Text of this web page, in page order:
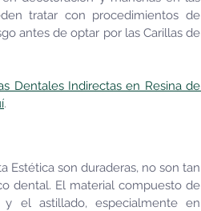
tratar con procedimientos de
antes de optar por las Carillas de
Dentales Indirectas en Resina de
.
Estética son duraderas, no son tan
dental. El material compuesto de
el astillado, especialmente en